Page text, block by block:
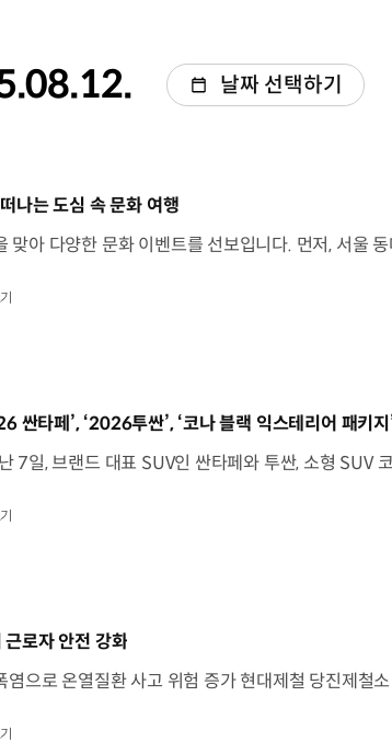
날짜 선택하기
나는 도심 속 문화 여행
싼타페’, ‘2026투싼’, ‘코나 블랙 익스테리어 패키지
로자 안전 강화